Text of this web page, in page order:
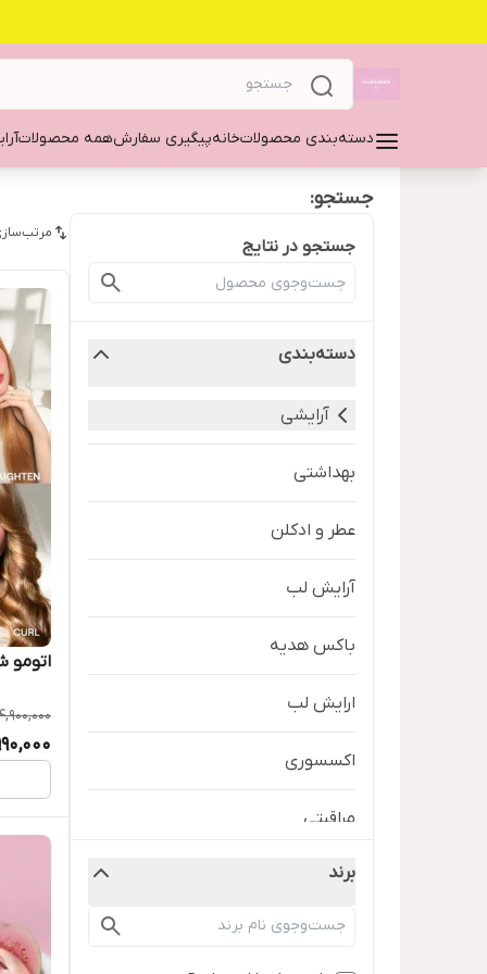
دسته‌بندی محصولاتخانهپیگیری سفارشهمه محصولات
جستجو:
جستجو در نتایج
دسته‌بندی
آرایشی
بهداشتی
عطر و ادکلن
آرایش لب
باکس هدیه
ارایش لب
اکسسوری
مراقبتی
مراقبت پوستی
محصولات کیکو
برند
اتومو